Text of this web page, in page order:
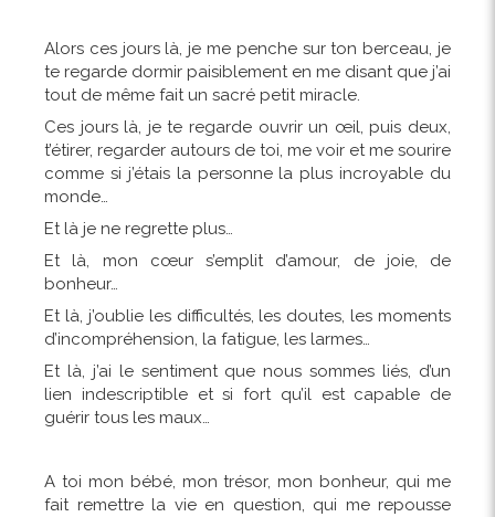
Alors ces jours là, je me penche sur ton berceau, je
te regarde dormir paisiblement en me disant que j’ai
tout de même fait un sacré petit miracle.
Ces jours là, je te regarde ouvrir un œil, puis deux,
t’étirer, regarder autours de toi, me voir et me sourire
comme si j’étais la personne la plus incroyable du
monde…
Et là je ne regrette plus…
Et là, mon cœur s’emplit d’amour, de joie, de
bonheur…
Et là, j’oublie les difficultés, les doutes, les moments
d’incompréhension, la fatigue, les larmes…
Et là, j’ai le sentiment que nous sommes liés, d’un
lien indescriptible et si fort qu’il est capable de
guérir tous les maux…
A toi mon bébé, mon trésor, mon bonheur, qui me
fait remettre la vie en question, qui me repousse